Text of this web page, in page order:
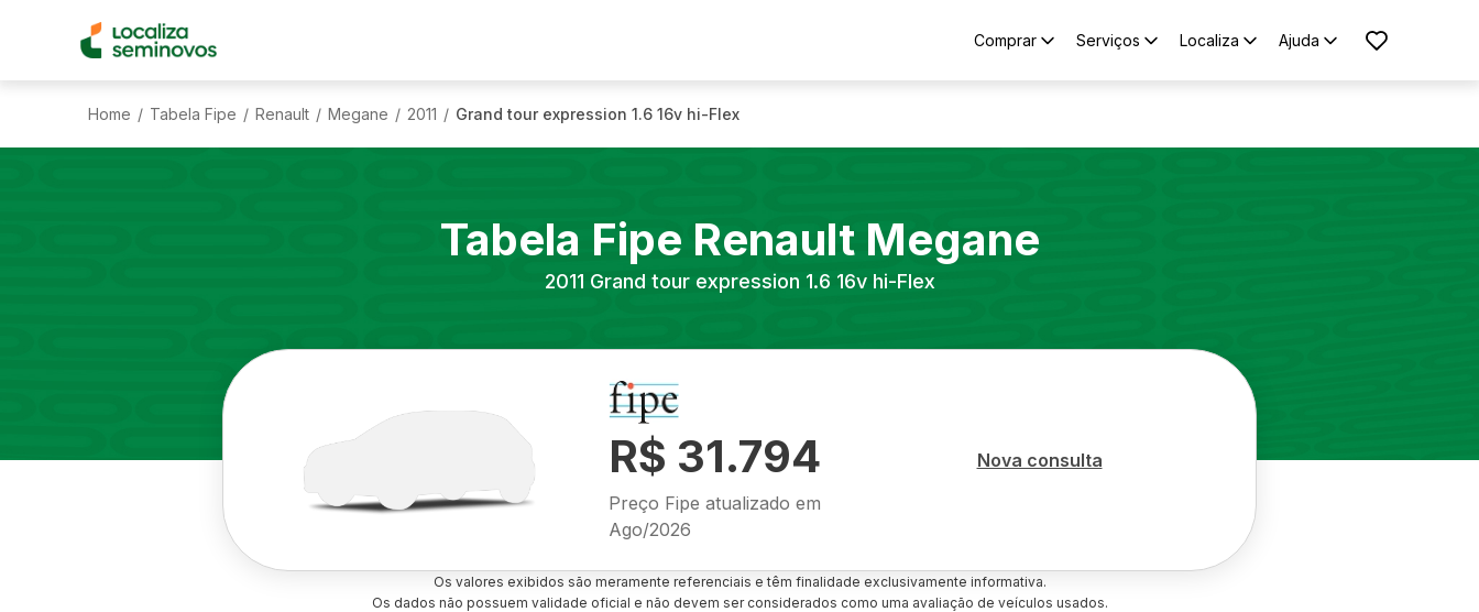
Comprar Serviços Localiza Ajuda
Home / Tabela Fipe / Renault / Megane / 2011 / Grand tour expression 1.6 16v hi-Flex
Tabela Fipe Renault Megane
2011 Grand tour expression 1.6 16v hi-Flex
R$ 31.794
Preço Fipe atualizado em
Ago/2026
Nova consulta
Os valores exibidos são meramente referenciais e têm finalidade exclusivamente informativa.
Os dados não possuem validade oficial e não devem ser considerados como uma avaliação de veículos usados.